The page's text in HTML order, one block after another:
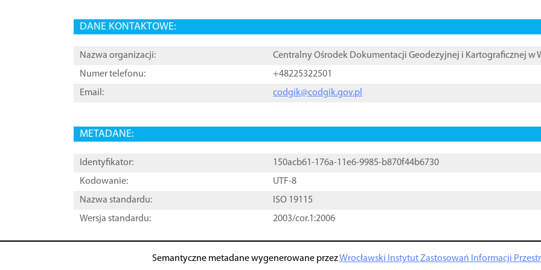
DANE KONTAKTOWE:
Nazwa organizacji:
Centralny Ośrodek Dokumentacji Geodezyjnej i Kartograficznej w
Numer telefonu:
+48225322501
Email:
codgik@codgik.gov.pl
METADANE:
Identyfikator:
150acb61-176a-11e6-9985-b870f44b6730
Kodowanie:
UTF-8
Nazwa standardu:
ISO 19115
Wersja standardu:
2003/cor.1:2006
Semantyczne metadane wygenerowane przezWrocławski Instytut Zastosowań Informacji